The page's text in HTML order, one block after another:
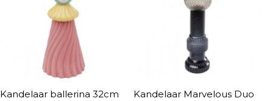
Kandelaar ballerina 32cm
Kandelaar Marvelous Duo